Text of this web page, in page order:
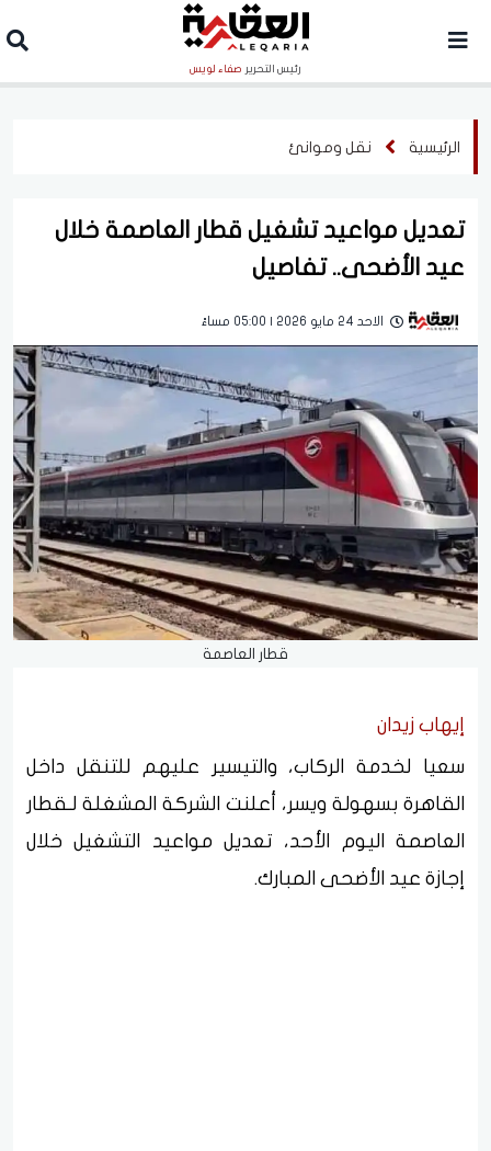
رئيس التحرير صفاء لويس
الرئيسية نقل وموانئ
تعديل مواعيد تشغيل قطار العاصمة خلال
عيد الأضحى.. تفاصيل
الاحد 24 مايو 2026 | 05:00 مساءً
قطار العاصمة
إيهاب زيدان
سعيا لخدمة الركاب، والتيسير عليهم للتنقل داخل
القاهرة بسهولة ويسر، أعلنت الشركة المشغلة لـقطار
العاصمة اليوم الأحد، تعديل مواعيد التشغيل خلال
إجازة عيد الأضحى المبارك.